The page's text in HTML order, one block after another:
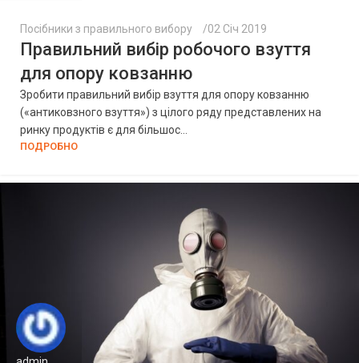
Посібники з правильного вибору 02 Січ 2019
Правильний вибір робочого взуття
для опору ковзанню
Зробити правильний вибір взуття для опору ковзанню
(«антиковзного взуття») з цілого ряду представлених на
ринку продуктів є для більшос...
ПОДРОБНО